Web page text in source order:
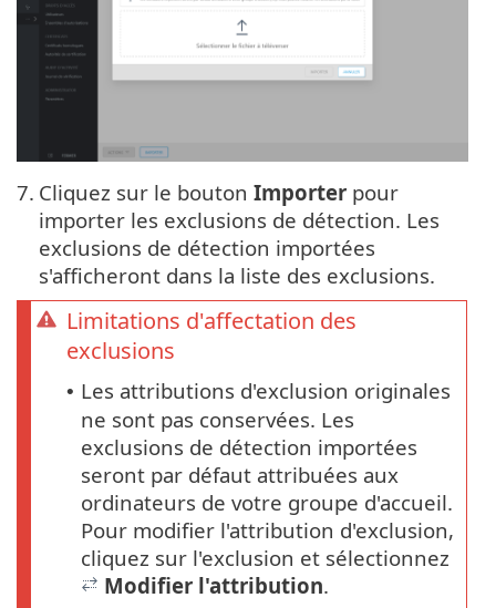
7. Cliquez sur le bouton Importer pour
importer les exclusions de détection. Les
exclusions de détection importées
s'afficheront dans la liste des exclusions.
Limitations d'affectation des
exclusions
• Les attributions d'exclusion originales
ne sont pas conservées. Les
exclusions de détection importées
seront par défaut attribuées aux
ordinateurs de votre groupe d'accueil.
Pour modifier l'attribution d'exclusion,
cliquez sur l'exclusion et sélectionnez
Modifier l'attribution.